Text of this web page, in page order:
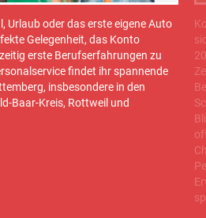
Urlaub oder das erste eigene Auto
Gelegenheit, das Konto
erste Berufserfahrungen zu
findet ihr spannende
insbesondere in den
Baar-Kreis, Rottweil und